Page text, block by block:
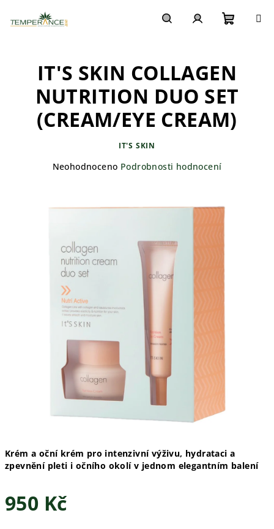
obsah
košík
Krém a oční krém pro intenzivní výživu, hydrataci a
zpevnění pleti i očního okolí v jednom elegantním balení
950 Kč
IT'S SKIN COLLAGEN
NUTRITION DUO SET
(CREAM/EYE CREAM)
IT'S SKIN
Průměrné
hvězdiček.
Neohodnoceno Podrobnosti hodnocení